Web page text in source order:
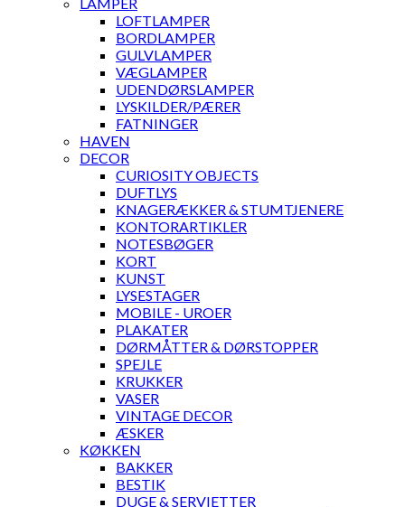
LOFTLAMPER
BORDLAMPER
GULVLAMPER
VÆGLAMPER
UDENDØRSLAMPER
LYSKILDER/PÆRER
FATNINGER
HAVEN
DECOR
CURIOSITY OBJECTS
DUFTLYS
KNAGERÆKKER & STUMTJENERE
KONTORARTIKLER
NOTESBØGER
KORT
KUNST
LYSESTAGER
MOBILE - UROER
PLAKATER
DØRMÅTTER & DØRSTOPPER
SPEJLE
KRUKKER
VASER
VINTAGE DECOR
ÆSKER
KØKKEN
BAKKER
BESTIK
DUGE & SERVIETTER